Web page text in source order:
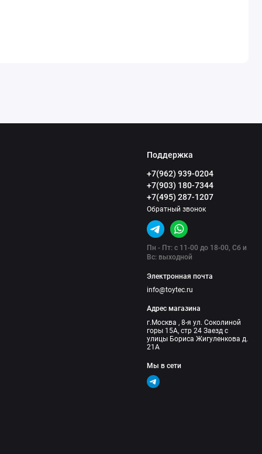
Поддержка
+7(962) 939-0204
+7(903) 180-7344
+7(495) 287-1207
Обратный звонок
Пн - Пт: с 11-00 до 18-00, Сб и
Вс: выходной
Электронная почта
info@toytec.ru
Адрес магазина
г.Москва , 8-я ул. Соколиной
горы 15А, стр 24 Заезд с
улицы Бориса Жигуленкова д.
21А
Мы в сети